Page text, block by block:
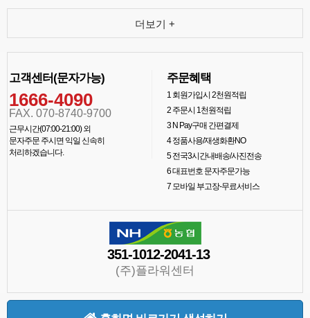
더보기 +
고객센터(문자가능)
1666-4090
FAX. 070-8740-9700
근무시간(07:00-21:00) 외
문자주문 주시면 익일 신속히
처리하겠습니다.
주문혜택
1회원가입시 2천원적립
2주문시 1천원적립
3N Pay구매 간편결제
4정품사용/재생화환NO
5전국3시간내배송/사진전송
6대표번호 문자주문가능
7모바일 부고장-무료서비스
351-1012-2041-13
(주)플라워센터